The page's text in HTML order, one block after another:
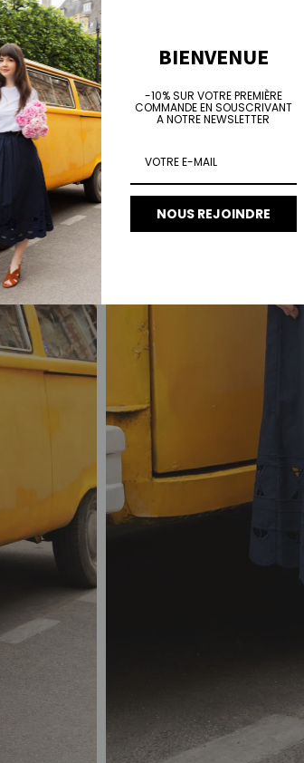
BIENVENUE
-10% SUR VOTRE PREMIÈRE
COMMANDE EN SOUSCRIVANT
A NOTRE NEWSLETTER
NOUS REJOINDRE